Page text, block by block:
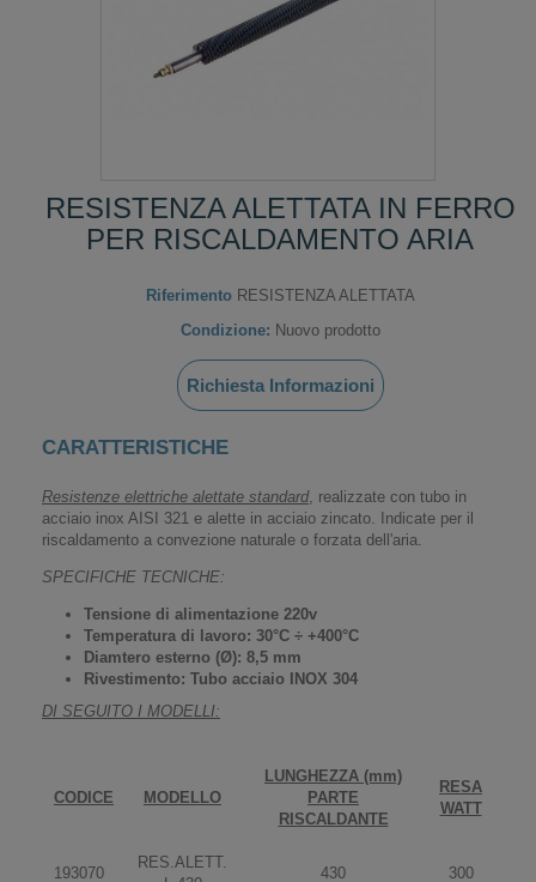
RESISTENZA ALETTATA IN FERRO
PER RISCALDAMENTO ARIA
Riferimento RESISTENZA ALETTATA
Condizione: Nuovo prodotto
Richiesta Informazioni
CARATTERISTICHE
Resistenze elettriche alettate standard, realizzate con tubo in
acciaio inox AISI 321 e alette in acciaio zincato. Indicate per il
riscaldamento a convezione naturale o forzata dell'aria.
SPECIFICHE TECNICHE:
Tensione di alimentazione 220v
Temperatura di lavoro: 30°C ÷ +400°C
Diamtero esterno (Ø): 8,5 mm
Rivestimento: Tubo acciaio INOX 304
DI SEGUITO I MODELLI:
CODICE MODELLO
LUNGHEZZA (mm)
PARTE
RISCALDANTE
RESA
WATT
193070
RES.ALETT.
430 300